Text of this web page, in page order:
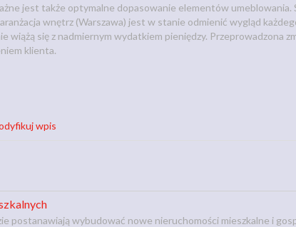
jest także optymalne dopasowanie elementów umeblowania.
wnętrz (Warszawa) jest w stanie odmienić wygląd
wiążą się z nadmiernym wydatkiem pieniędzy. Przeprowadzona
klienta.
wpis
postanawiają wybudować nowe nieruchomości mieszkalne i